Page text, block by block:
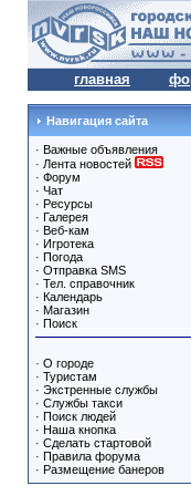
главная
Навигация сайта
· Важные объявления
· Лента новостей
· Форум
· Чат
· Ресурсы
· Галерея
· Веб-кам
· Игротека
· Погода
· Отправка SMS
· Тел. справочник
· Календарь
· Магазин
· Поиск
· О городе
· Туристам
· Экстренные службы
· Службы такси
· Поиск людей
· Наша кнопка
· Сделать стартовой
· Правила форума
· Размещение банеров